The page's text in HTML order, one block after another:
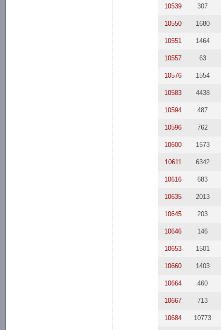
10539 307
10550 1680
10551 1464
10557 63
10576 1554
10583 4438
10594 487
10596 762
10600 1573
10611 6342
10616 683
10635 2013
10645 203
10646 146
10653 1501
10660 1403
10664 460
10667 713
10684 10773